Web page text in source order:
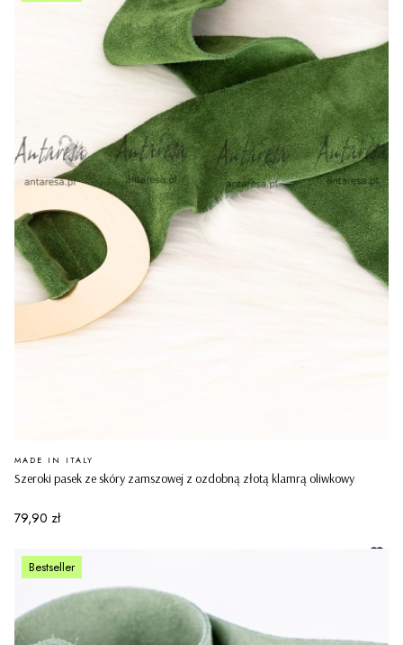
Szeroki pasek ze skóry zamszowej z ozdobną złotą klamrą oliwkowy
PRODUCENT
MADE IN ITALY
Cena
79,90 zł
Bestseller